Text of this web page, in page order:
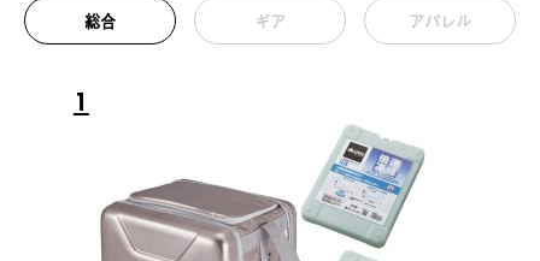
総合 ギア アパレル
1